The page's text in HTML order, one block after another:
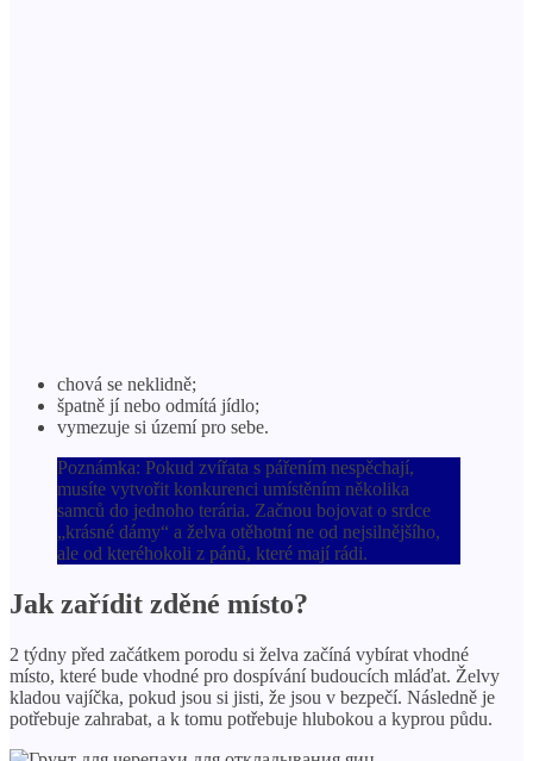
chová se neklidně;
špatně jí nebo odmítá jídlo;
vymezuje si území pro sebe.
Poznámka: Pokud zvířata s pářením nespěchají,
musíte vytvořit konkurenci umístěním několika
samců do jednoho terária. Začnou bojovat o srdce
„krásné dámy“ a želva otěhotní ne od nejsilnějšího,
ale od kteréhokoli z pánů, které mají rádi.
Jak zařídit zděné místo?
2 týdny před začátkem porodu si želva začíná vybírat vhodné
místo, které bude vhodné pro dospívání budoucích mláďat. Želvy
kladou vajíčka, pokud jsou si jisti, že jsou v bezpečí. Následně je
potřebuje zahrabat, a k tomu potřebuje hlubokou a kyprou půdu.